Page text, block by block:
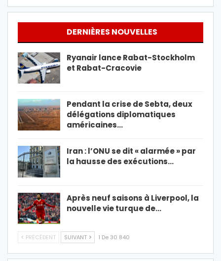
DERNIÈRES NOUVELLES
Ryanair lance Rabat-Stockholm
et Rabat-Cracovie
Pendant la crise de Sebta, deux
délégations diplomatiques
américaines…
Iran : l’ONU se dit « alarmée » par
la hausse des exécutions…
Après neuf saisons à Liverpool, la
nouvelle vie turque de…
PRÉCÉDENT SUIVANT 1 De 30 840